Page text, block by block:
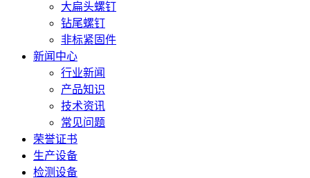
大扁头螺钉
钻尾螺钉
非标紧固件
新闻中心
行业新闻
产品知识
技术资讯
常见问题
荣誉证书
生产设备
检测设备